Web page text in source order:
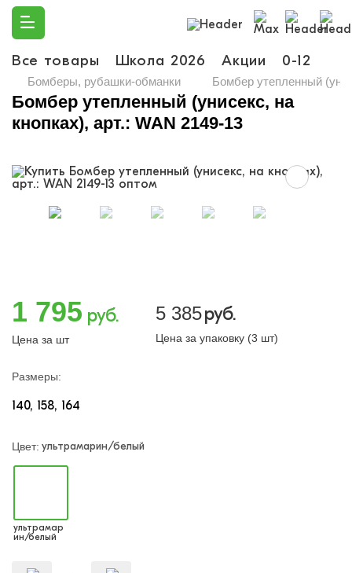
Все товары Школа 2026 Акции 0-12
Бомберы, рубашки-обманки Бомбер утепленный
Бомбер утепленный (унисекс, на
кнопках), арт.: WAN 2149-13
1 795 руб.
Цена за шт
5 385руб.
Цена за упаковку (3 шт)
Размеры:
140 158 164
Цвет: ультрамарин/белый
ультрамар
ин/белый